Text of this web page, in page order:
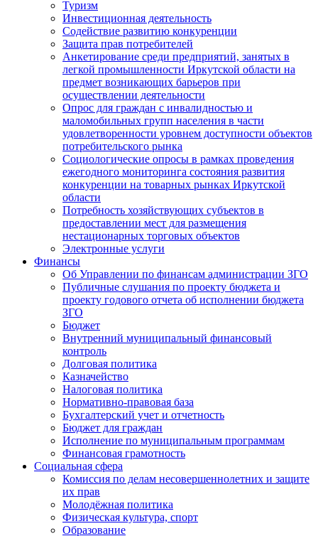
Туризм
Инвестиционная деятельность
Содействие развитию конкуренции
Защита прав потребителей
Анкетирование среди предприятий, занятых в
легкой промышленности Иркутской области на
предмет возникающих барьеров при
осуществлении деятельности
Опрос для граждан с инвалидностью и
маломобильных групп населения в части
удовлетворенности уровнем доступности объектов
потребительского рынка
Социологические опросы в рамках проведения
ежегодного мониторинга состояния развития
конкуренции на товарных рынках Иркутской
области
Потребность хозяйствующих субъектов в
предоставлении мест для размещения
нестационарных торговых объектов
Электронные услуги
Финансы
Об Управлении по финансам администрации ЗГО
Публичные слушания по проекту бюджета и
проекту годового отчета об исполнении бюджета
ЗГО
Бюджет
Внутренний муниципальный финансовый
контроль
Долговая политика
Казначейство
Налоговая политика
Нормативно-правовая база
Бухгалтерский учет и отчетность
Бюджет для граждан
Исполнение по муниципальным программам
Финансовая грамотность
Социальная сфера
Комиссия по делам несовершеннолетних и защите
их прав
Молодёжная политика
Физическая культура, спорт
Образование